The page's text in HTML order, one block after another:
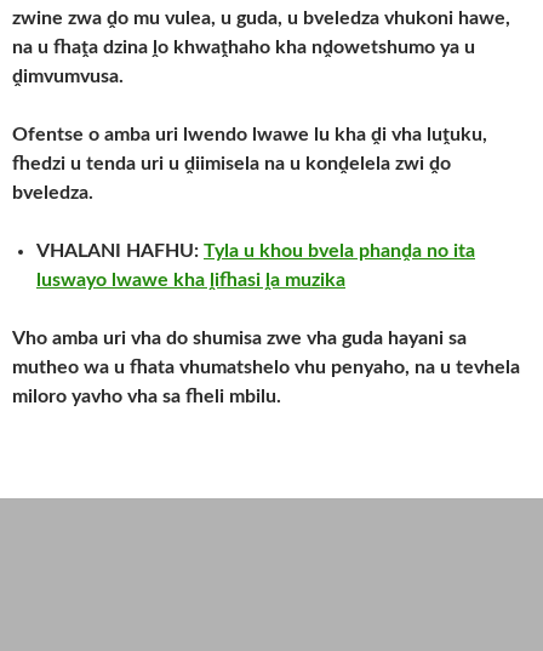
zwine zwa ḓo mu vulea, u guda, u bveledza vhukoni hawe,
na u fhaṱa dzina ḽo khwaṱhaho kha nḓowetshumo ya u
ḓimvumvusa.
Ofentse o amba uri lwendo lwawe lu kha ḓi vha luṱuku,
fhedzi u tenda uri u ḓiimisela na u konḓelela zwi ḓo
bveledza.
VHALANI HAFHU: Tyla u khou bvela phanḓa no ita
luswayo lwawe kha ḽifhasi ḽa muzika
Vho amba uri vha do shumisa zwe vha guda hayani sa
mutheo wa u fhata vhumatshelo vhu penyaho, na u tevhela
miloro yavho vha sa fheli mbilu.